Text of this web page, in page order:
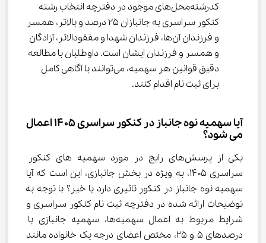
کدرشته‌محل‌های موجود در دفترچه انتخاب رشته
کنکور سراسری به جانبازان ۲۵ درصد و بالاتر، همسر
و فرزندان آن‌ها، فرزندان شهدا و مفقودالاثر، آزادگان
و همسر و فرزندان ایشان است. داوطلبان با مطالعه
دقیق قوانین هر سهمیه، می‌توانند با آگاهی کامل
برای ثبت نام اقدام کنند.
آیا سهمیه نوه جانباز در کنکور سراسری ۱۴۰۵ اعمال
می ‌شود؟
یکی از پرسش‌های رایج در مورد سهمیه های کنکور
سراسری ۱۴۰۵، به ویژه در بخش جانبازی، این است که آیا
سهمیه نوه جانباز در کنکور تاثیری دارد یا خیر؟ با توجه به
توضیحات ارائه شده در دفترچه ثبت نام کنکور سراسری و
شرایط مربوط به اعمال سهمیه‌ها، سهمیه جانبازی با
درصدهای ۵ و ۲۵، مختص اعضای درجه یک خانواده مانند